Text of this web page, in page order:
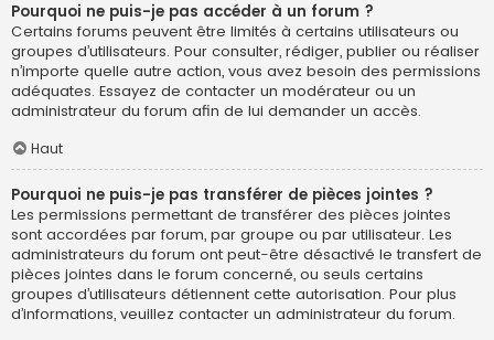
Pourquoi ne puis-je pas accéder à un forum ?
Certains forums peuvent être limités à certains utilisateurs ou
groupes d’utilisateurs. Pour consulter, rédiger, publier ou réaliser
n’importe quelle autre action, vous avez besoin des permissions
adéquates. Essayez de contacter un modérateur ou un
administrateur du forum afin de lui demander un accès.
Haut
Pourquoi ne puis-je pas transférer de pièces jointes ?
Les permissions permettant de transférer des pièces jointes
sont accordées par forum, par groupe ou par utilisateur. Les
administrateurs du forum ont peut-être désactivé le transfert de
pièces jointes dans le forum concerné, ou seuls certains
groupes d’utilisateurs détiennent cette autorisation. Pour plus
d’informations, veuillez contacter un administrateur du forum.